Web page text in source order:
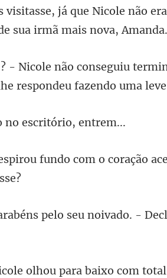
visitasse, já que Nicole não era
u
no escr
do com o coração
elo seu noivado. -
olhou para baixo com tota